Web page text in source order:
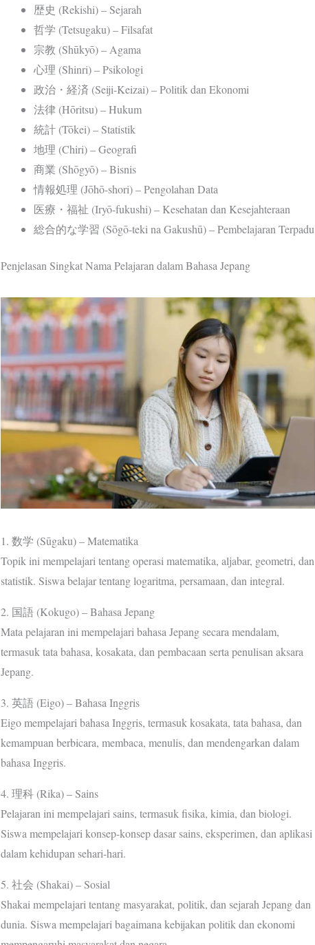
歴史 (Rekishi) – Sejarah
哲学 (Tetsugaku) – Filsafat
宗教 (Shūkyō) – Agama
心理 (Shinri) – Psikologi
政治・経済 (Seiji-Keizai) – Politik dan Ekonomi
法律 (Hōritsu) – Hukum
統計 (Tōkei) – Statistik
地理 (Chiri) – Geografi
商業 (Shōgyō) – Bisnis
情報処理 (Jōhō-shori) – Pengolahan Data
医療・福祉 (Iryō-fukushi) – Kesehatan dan Kesejahteraan
総合的な学習 (Sōgō-teki na Gakushū) – Pembelajaran Terpadu
Penjelasan Singkat Nama Pelajaran dalam Bahasa Jepang
1. 数学 (Sūgaku) – Matematika
Topik ini mempelajari tentang operasi matematika, aljabar, geometri, dan
statistik. Siswa belajar tentang logaritma, persamaan, dan integral.
2. 国語 (Kokugo) – Bahasa Jepang
Mata pelajaran ini mempelajari bahasa Jepang secara mendalam,
termasuk tata bahasa, kosakata, dan pembacaan serta penulisan aksara
Jepang.
3. 英語 (Eigo) – Bahasa Inggris
Eigo mempelajari bahasa Inggris, termasuk kosakata, tata bahasa, dan
kemampuan berbicara, membaca, menulis, dan mendengarkan dalam
bahasa Inggris.
4. 理科 (Rika) – Sains
Pelajaran ini mempelajari sains, termasuk fisika, kimia, dan biologi.
Siswa mempelajari konsep-konsep dasar sains, eksperimen, dan aplikasi
dalam kehidupan sehari-hari.
5. 社会 (Shakai) – Sosial
Shakai mempelajari tentang masyarakat, politik, dan sejarah Jepang dan
dunia. Siswa mempelajari bagaimana kebijakan politik dan ekonomi